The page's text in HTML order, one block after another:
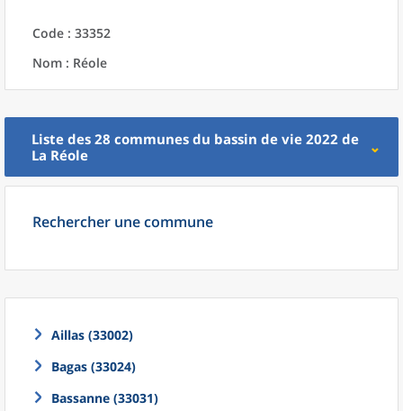
Code : 33352
Nom : Réole
Liste des 28 communes du bassin de vie 2022 de
La Réole
Rechercher une commune
Aillas (33002)
Bagas (33024)
Bassanne (33031)